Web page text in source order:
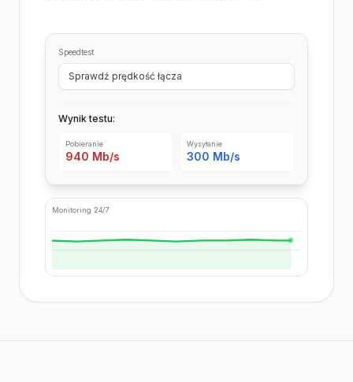
Speedtest
Sprawdź prędkość łącza
Wynik testu:
Pobieranie
940 Mb/s
Wysyłanie
300 Mb/s
Monitoring 24/7